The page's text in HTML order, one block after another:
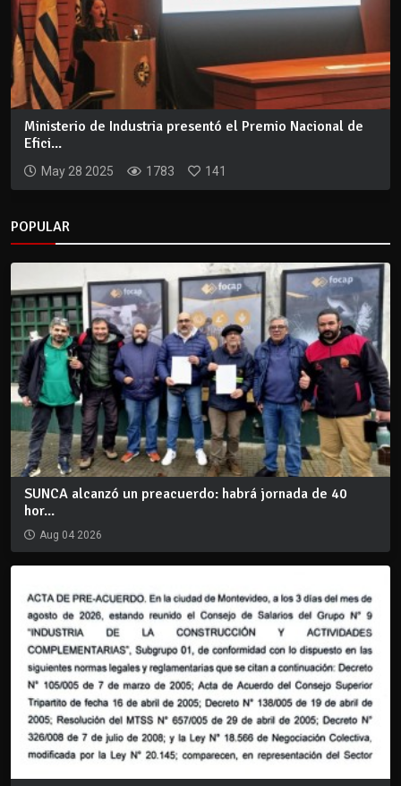
Ministerio de Industria presentó el Premio Nacional de
Efici...
May 28 2025 1783 141
POPULAR
SUNCA alcanzó un preacuerdo: habrá jornada de 40
hor...
Aug 04 2026